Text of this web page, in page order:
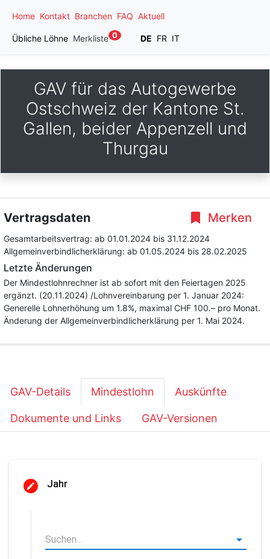
Home Kontakt Branchen FAQ Aktuell
Übliche Löhne Merkliste 0 DE FR IT
GAV für das Autogewerbe
Ostschweiz der Kantone St.
Gallen, beider Appenzell und
Thurgau
Merken
Vertragsdaten
Gesamtarbeitsvertrag: ab 01.01.2024 bis 31.12.2024
Allgemeinverbindlicherklärung: ab 01.05.2024 bis 28.02.2025
Letzte Änderungen
Der Mindestlohnrechner ist ab sofort mit den Feiertagen 2025
ergänzt. (20.11.2024) /Lohnvereinbarung per 1. Januar 2024:
Generelle Lohnerhöhung um 1.8%, maximal CHF 100.– pro Monat.
Änderung der Allgemeinverbindlicherklärung per 1. Mai 2024.
GAV-Details Mindestlohn Auskünfte
Dokumente und Links GAV-Versionen
Jahr